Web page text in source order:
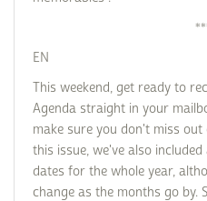
EN
This weekend, get ready to
Agenda straight in your
make sure you don't miss
this issue, we've also
dates for the whole year,
change as the months go by.